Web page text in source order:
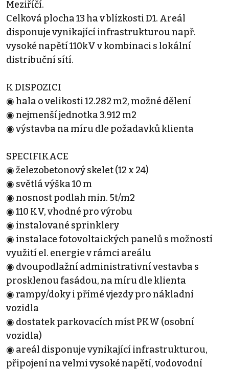
Meziříčí.
Celková plocha 13 ha v blízkosti D1. Areál
disponuje vynikající infrastrukturou např.
vysoké napětí 110kV v kombinaci s lokální
distribuční sítí.
K DISPOZICI
◉ hala o velikosti 12.282 m2, možné dělení
◉ nejmenší jednotka 3.912 m2
◉ výstavba na míru dle požadavků klienta
SPECIFIKACE
◉ železobetonový skelet (12 x 24)
◉ světlá výška 10 m
◉ nosnost podlah min. 5t/m2
◉ 110 KV, vhodné pro výrobu
◉ instalované sprinklery
◉ instalace fotovoltaických panelů s možností
využití el. energie v rámci areálu
◉ dvoupodlažní administrativní vestavba s
prosklenou fasádou, na míru dle klienta
◉ rampy/doky i přímé vjezdy pro nákladní
vozidla
◉ dostatek parkovacích míst PKW (osobní
vozidla)
◉ areál disponuje vynikající infrastrukturou,
připojení na velmi vysoké napětí, vodovodní